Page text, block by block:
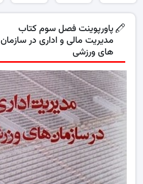
پاورپوینت فصل سوم کتاب
مدیریت مالی و اداری در سازمان
های ورزشی